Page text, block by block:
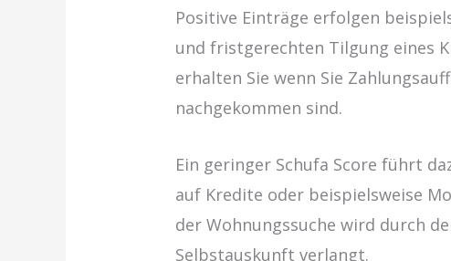
Positive Einträge erfolgen
und fristgerechten Tilgung eines
erhalten Sie wenn Sie
nachgekommen sind.
Ein geringer Schufa Score führt
auf Kredite oder beispielsweise
der Wohnungssuche wird durch
Selbstauskunft verlangt.